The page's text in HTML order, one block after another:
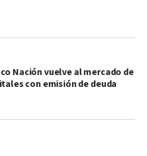
Nación vuelve al mercado de
con emisión de deuda